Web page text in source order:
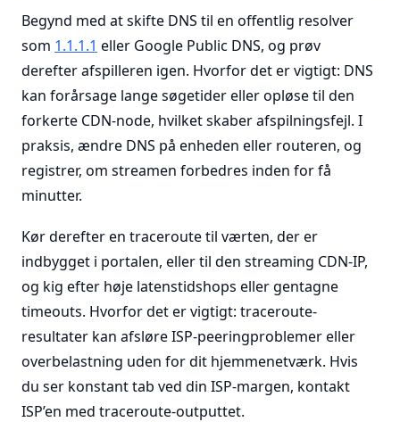
Begynd med at skifte DNS til en offentlig resolver
som 1.1.1.1 eller Google Public DNS, og prøv
derefter afspilleren igen. Hvorfor det er vigtigt: DNS
kan forårsage lange søgetider eller opløse til den
forkerte CDN-node, hvilket skaber afspilningsfejl. I
praksis, ændre DNS på enheden eller routeren, og
registrer, om streamen forbedres inden for få
minutter.
Kør derefter en traceroute til værten, der er
indbygget i portalen, eller til den streaming CDN-IP,
og kig efter høje latenstidshops eller gentagne
timeouts. Hvorfor det er vigtigt: traceroute-
resultater kan afsløre ISP-peeringproblemer eller
overbelastning uden for dit hjemmenetværk. Hvis
du ser konstant tab ved din ISP-margen, kontakt
ISP’en med traceroute-outputtet.